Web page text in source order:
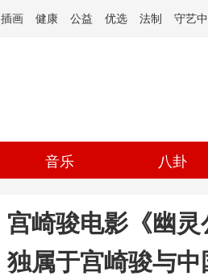
插画 健康 公益 优选 法制 守艺
音乐 八卦
宫崎骏电影《幽
独属于宫崎骏与中